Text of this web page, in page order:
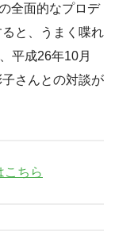
全面的なプロデ
と、うまく喋れ
平成26年10月
さんとの対談が
こちら